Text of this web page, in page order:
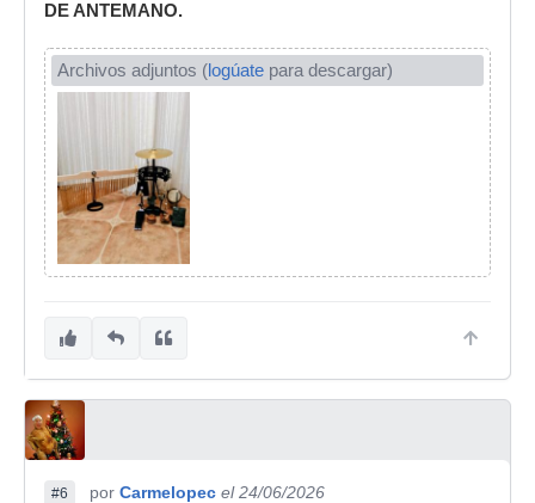
DE ANTEMANO.
Archivos adjuntos (logúate para descargar)
#6 por Carmelopec el 24/06/2026